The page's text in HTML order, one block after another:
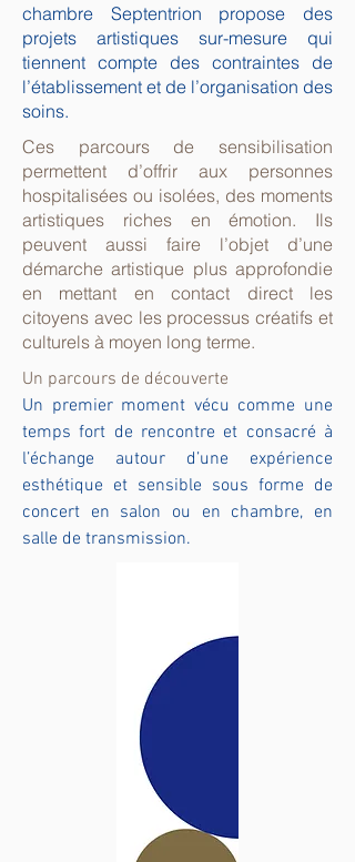
chambre Septentrion propose des
projets artistiques sur-mesure qui
tiennent compte des contraintes de
l’établissement et de l’organisation des
soins.
Ces parcours de sensibilisation
permettent d’offrir aux personnes
hospitalisées ou isolées, des moments
artistiques riches en émotion. Ils
peuvent aussi faire l’objet d’une
démarche artistique plus approfondie
en mettant en contact direct les
citoyens avec les processus créatifs et
culturels à moyen long terme.
Un parcours de découverte
Un premier moment vécu comme une
temps fort de rencontre et consacré à
l’échange autour d’une expérience
esthétique et sensible sous forme de
concert en salon ou en chambre, en
salle de transmission.